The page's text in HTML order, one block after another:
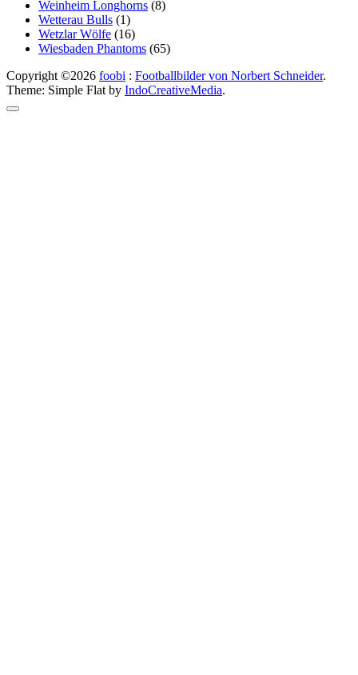
Weinheim Longhorns (8)
Wetterau Bulls (1)
Wetzlar Wölfe (16)
Wiesbaden Phantoms (65)
Copyright ©2026 foobi : Footballbilder von Norbert Schneider.
Theme: Simple Flat by IndoCreativeMedia.